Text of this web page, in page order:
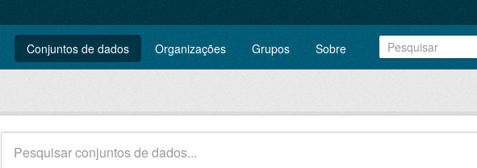
Conjuntos de dados Organizações Grupos Sobre